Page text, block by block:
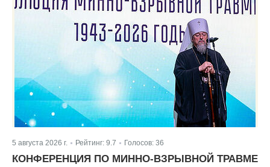
5 августа 2026 г. Рейтинг: 9.7 Голосов: 36
КОНФЕРЕНЦИЯ ПО МИННО-ВЗРЫВНОЙ ТРАВМЕ